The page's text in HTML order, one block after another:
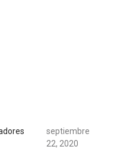
septiembre
22, 2020